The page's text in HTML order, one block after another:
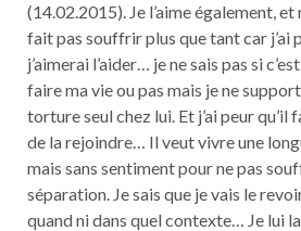
(14.02.2015). Je l’aime également,
fait pas souffrir plus que tant car j’ai
j’aimerai l’aider… je ne sais pas si
faire ma vie ou pas mais je ne
torture seul chez lui. Et j’ai peur qu’il
de la rejoindre… Il veut vivre une
mais sans sentiment pour ne pas
séparation. Je sais que je vais le
quand ni dans quel contexte… Je lui